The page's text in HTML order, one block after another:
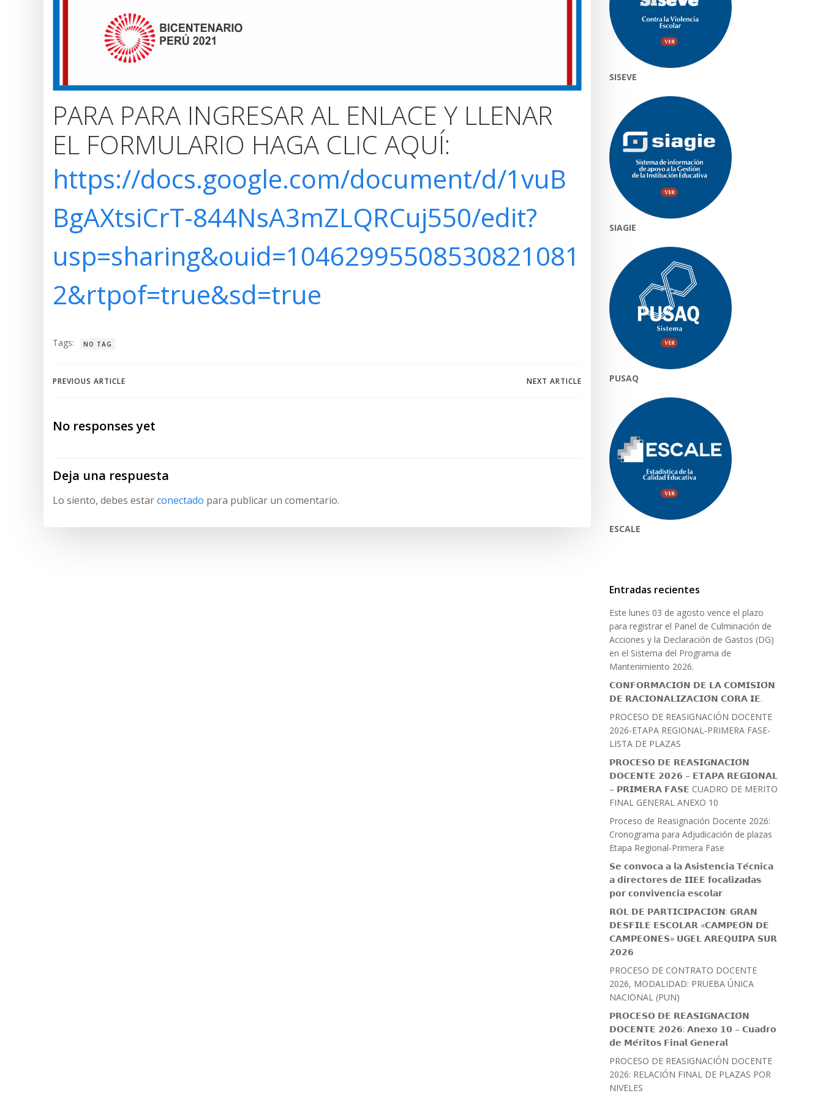
PARA PARA INGRESAR AL ENLACE Y LLENAR
EL FORMULARIO HAGA CLIC AQUÍ:
https://docs.google.com/document/d/1vuB
BgAXtsiCrT-844NsA3mZLQRCuj550/edit?
usp=sharing&ouid=10462995508530821081
2&rtpof=true&sd=true
Tags: NO TAG
Navegación
de
entradas
PREVIOUS ARTICLE NEXT ARTICLE
No responses yet
Deja una respuesta
Lo siento, debes estarconectado para publicar un comentario.
SISEVE
SIAGIE
PUSAQ
ESCALE
Entradas recientes
Este lunes 03 de agosto vence el plazo
para registrar el Panel de Culminación de
Acciones y la Declaración de Gastos (DG)
en el Sistema del Programa de
Mantenimiento 2026.
𝗖𝗢𝗡𝗙𝗢𝗥𝗠𝗔𝗖𝗜𝗢́𝗡 𝗗𝗘 𝗟𝗔 𝗖𝗢𝗠𝗜𝗦𝗜𝗢́𝗡
𝗗𝗘 𝗥𝗔𝗖𝗜𝗢𝗡𝗔𝗟𝗜𝗭𝗔𝗖𝗜𝗢́𝗡 𝗖𝗢𝗥𝗔 𝗜𝗘.
PROCESO DE REASIGNACIÓN DOCENTE
2026-ETAPA REGIONAL-PRIMERA FASE-
LISTA DE PLAZAS
𝗣𝗥𝗢𝗖𝗘𝗦𝗢 𝗗𝗘 𝗥𝗘𝗔𝗦𝗜𝗚𝗡𝗔𝗖𝗜𝗢́𝗡
𝗗𝗢𝗖𝗘𝗡𝗧𝗘 𝟮𝟬𝟮𝟲 – 𝗘𝗧𝗔𝗣𝗔 𝗥𝗘𝗚𝗜𝗢𝗡𝗔𝗟
– 𝗣𝗥𝗜𝗠𝗘𝗥𝗔 𝗙𝗔𝗦𝗘 CUADRO DE MERITO
FINAL GENERAL ANEXO 10
Proceso de Reasignación Docente 2026:
Cronograma para Adjudicación de plazas
Etapa Regional-Primera Fase
𝗦𝗲 𝗰𝗼𝗻𝘃𝗼𝗰𝗮 𝗮 𝗹𝗮 𝗔𝘀𝗶𝘀𝘁𝗲𝗻𝗰𝗶𝗮 𝗧𝗲́𝗰𝗻𝗶𝗰𝗮
𝗮 𝗱𝗶𝗿𝗲𝗰𝘁𝗼𝗿𝗲𝘀 𝗱𝗲 𝗜𝗜𝗘𝗘 𝗳𝗼𝗰𝗮𝗹𝗶𝘇𝗮𝗱𝗮𝘀
𝗽𝗼𝗿 𝗰𝗼𝗻𝘃𝗶𝘃𝗲𝗻𝗰𝗶𝗮 𝗲𝘀𝗰𝗼𝗹𝗮𝗿
𝗥𝗢𝗟 𝗗𝗘 𝗣𝗔𝗥𝗧𝗜𝗖𝗜𝗣𝗔𝗖𝗜𝗢́𝗡: 𝗚𝗥𝗔𝗡
𝗗𝗘𝗦𝗙𝗜𝗟𝗘 𝗘𝗦𝗖𝗢𝗟𝗔𝗥 «𝗖𝗔𝗠𝗣𝗘𝗢́𝗡 𝗗𝗘
𝗖𝗔𝗠𝗣𝗘𝗢𝗡𝗘𝗦» 𝗨𝗚𝗘𝗟 𝗔𝗥𝗘𝗤𝗨𝗜𝗣𝗔 𝗦𝗨𝗥
𝟮𝟬𝟮𝟲
PROCESO DE CONTRATO DOCENTE
2026, MODALIDAD: PRUEBA ÚNICA
NACIONAL (PUN)
𝗣𝗥𝗢𝗖𝗘𝗦𝗢 𝗗𝗘 𝗥𝗘𝗔𝗦𝗜𝗚𝗡𝗔𝗖𝗜𝗢́𝗡
𝗗𝗢𝗖𝗘𝗡𝗧𝗘 𝟮𝟬𝟮𝟲: 𝗔𝗻𝗲𝘅𝗼 𝟭𝟬 – 𝗖𝘂𝗮𝗱𝗿𝗼
𝗱𝗲 𝗠𝗲́𝗿𝗶𝘁𝗼𝘀 𝗙𝗶𝗻𝗮𝗹 𝗚𝗲𝗻𝗲𝗿𝗮𝗹
PROCESO DE REASIGNACIÓN DOCENTE
2026: RELACIÓN FINAL DE PLAZAS POR
NIVELES